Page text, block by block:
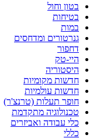
בטון וחול
בטיחות
במות
גנרטורים ומדחסים
דחפור
היי-טק
היסטוריה
חדשות מקומיות
חדשות עולמיות
חופר תעלות (טרנצ'ר)
טכנולוגיה מתקדמת
כלי עבודה ואביזרים
כללי